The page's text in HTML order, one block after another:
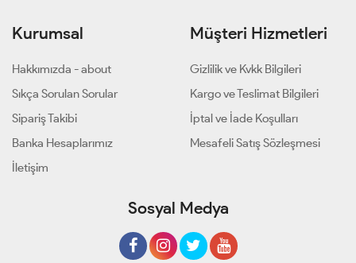
Kurumsal
Hakkımızda - about
Sıkça Sorulan Sorular
Sipariş Takibi
Banka Hesaplarımız
İletişim
Müşteri Hizmetleri
Gizlilik ve Kvkk Bilgileri
Kargo ve Teslimat Bilgileri
İptal ve İade Koşulları
Mesafeli Satış Sözleşmesi
Sosyal Medya